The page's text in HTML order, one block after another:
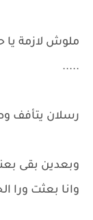
ملوش لازمة يا
.....
رسلان يتأفف
وبعدين بقى
وانا بعثت ورا